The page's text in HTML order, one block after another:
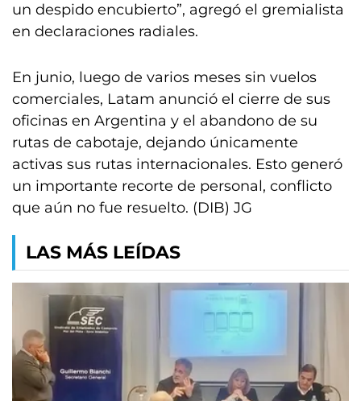
un despido encubierto”, agregó el gremialista
en declaraciones radiales.
En junio, luego de varios meses sin vuelos
comerciales, Latam anunció el cierre de sus
oficinas en Argentina y el abandono de su
rutas de cabotaje, dejando únicamente
activas sus rutas internacionales. Esto generó
un importante recorte de personal, conflicto
que aún no fue resuelto. (DIB) JG
LAS MÁS LEÍDAS